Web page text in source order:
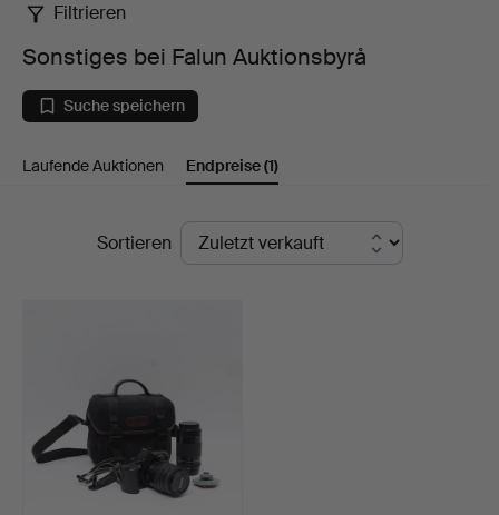
Sonstiges
bei
Falun
Auktionsbyrå
Filtrieren
Sonstiges bei Falun Auktionsbyrå
Suche speichern
Laufende Auktionen Endpreise(1)
EndpreiseSortieren